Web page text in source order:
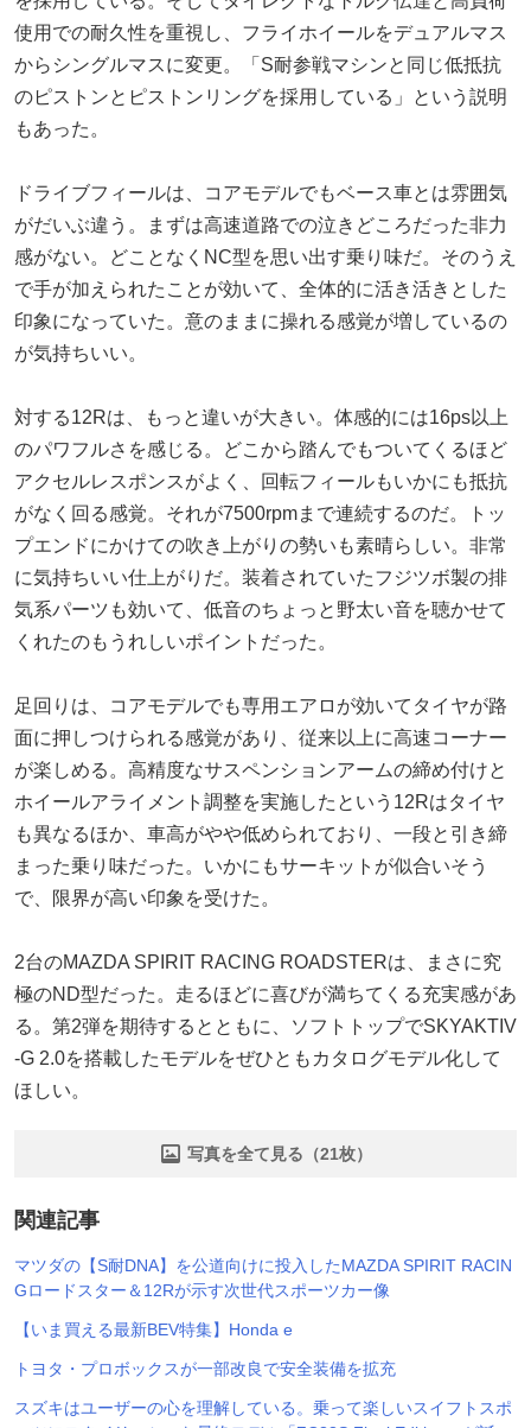
使用での耐久性を重視し、フライホイールをデュアルマス
からシングルマスに変更。「S耐参戦マシンと同じ低抵抗
のピストンとピストンリングを採用している」という説明
もあった。
ドライブフィールは、コアモデルでもベース車とは雰囲気
がだいぶ違う。まずは高速道路での泣きどころだった非力
感がない。どことなくNC型を思い出す乗り味だ。そのうえ
で手が加えられたことが効いて、全体的に活き活きとした
印象になっていた。意のままに操れる感覚が増しているの
が気持ちいい。
対する12Rは、もっと違いが大きい。体感的には16ps以上
のパワフルさを感じる。どこから踏んでもついてくるほど
アクセルレスポンスがよく、回転フィールもいかにも抵抗
がなく回る感覚。それが7500rpmまで連続するのだ。トッ
プエンドにかけての吹き上がりの勢いも素晴らしい。非常
に気持ちいい仕上がりだ。装着されていたフジツボ製の排
気系パーツも効いて、低音のちょっと野太い音を聴かせて
くれたのもうれしいポイントだった。
足回りは、コアモデルでも専用エアロが効いてタイヤが路
面に押しつけられる感覚があり、従来以上に高速コーナー
が楽しめる。高精度なサスペンションアームの締め付けと
ホイールアライメント調整を実施したという12Rはタイヤ
も異なるほか、車高がやや低められており、一段と引き締
まった乗り味だった。いかにもサーキットが似合いそう
で、限界が高い印象を受けた。
2台のMAZDA SPIRIT RACING ROADSTERは、まさに究
極のND型だった。走るほどに喜びが満ちてくる充実感があ
る。第2弾を期待するとともに、ソフトトップでSKYAKTIV
-G 2.0を搭載したモデルをぜひともカタログモデル化して
ほしい。
写真を全て見る（21枚）
関連記事
マツダの【S耐DNA】を公道向けに投入したMAZDA SPIRIT RACIN
Gロードスター＆12Rが示す次世代スポーツカー像
【いま買える最新BEV特集】Honda e
トヨタ・プロボックスが一部改良で安全装備を拡充
スズキはユーザーの心を理解している。乗って楽しいスイフトスポ